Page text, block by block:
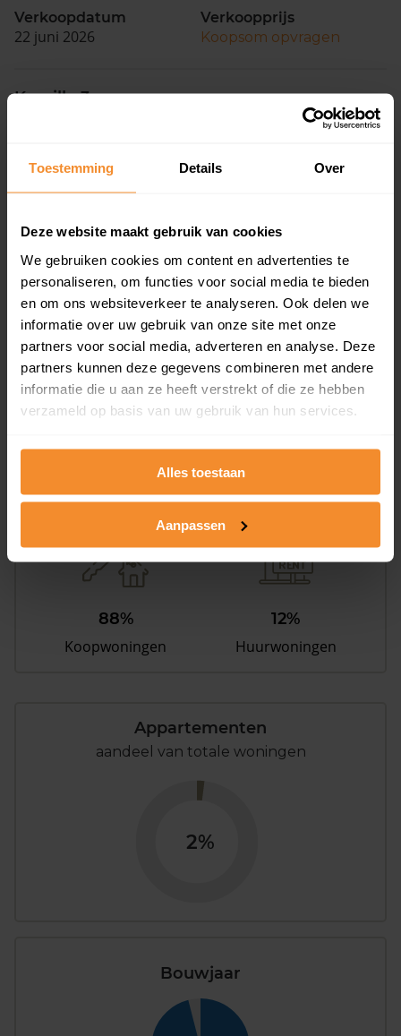
Toestemming Details Over
Deze website maakt gebruik van cookies
We gebruiken cookies om content en advertenties te
personaliseren, om functies voor social media te bieden
en om ons websiteverkeer te analyseren. Ook delen we
informatie over uw gebruik van onze site met onze
partners voor social media, adverteren en analyse. Deze
partners kunnen deze gegevens combineren met andere
informatie die u aan ze heeft verstrekt of die ze hebben
verzameld op basis van uw gebruik van hun services.
Alles toestaan
Aanpassen
Verkoopdatum
22 juni 2026
Verkoopprijs
Koopsom opvragen
Kamille 3
Woerdakkers 4
Woonoppervlak
337 m2
Perceel
1.211 m2
Verkoopdatum
15 juni 2026
Verkoopprijs
Koopsom opvragen
88%
Koopwoningen
12%
Huurwoningen
Appartementen
aandeel van totale woningen
2%
Bouwjaar